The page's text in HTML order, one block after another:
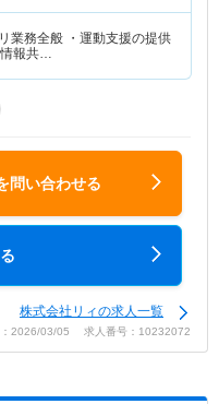
業務全般 ・運動支援の提供
情報共…
問い合わせる
株式会社リィの求人一覧
：2026/03/05 求人番号：10232072